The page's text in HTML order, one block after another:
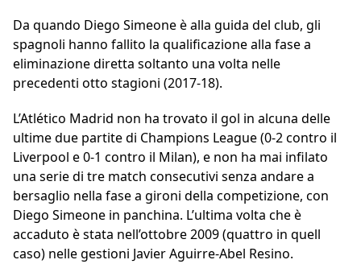
Da quando Diego Simeone è alla guida del club, gli
spagnoli hanno fallito la qualificazione alla fase a
eliminazione diretta soltanto una volta nelle
precedenti otto stagioni (2017-18).
L’Atlético Madrid non ha trovato il gol in alcuna delle
ultime due partite di Champions League (0-2 contro il
Liverpool e 0-1 contro il Milan), e non ha mai infilato
una serie di tre match consecutivi senza andare a
bersaglio nella fase a gironi della competizione, con
Diego Simeone in panchina. L’ultima volta che è
accaduto è stata nell’ottobre 2009 (quattro in quell
caso) nelle gestioni Javier Aguirre-Abel Resino.